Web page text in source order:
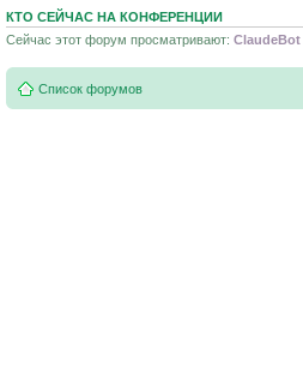
КТО СЕЙЧАС НА КОНФЕРЕНЦИИ
Сейчас этот форум просматривают: ClaudeBot
Список форумов